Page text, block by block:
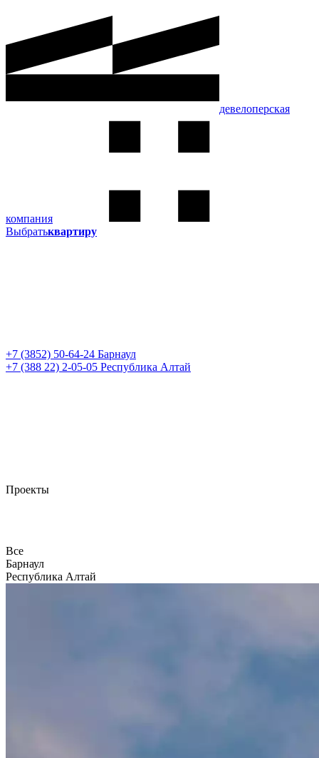
девелоперская
компания
Выбратьквартиру
+7 (3852) 50-64-24 Барнаул
+7 (388 22) 2-05-05 Республика Алтай
Проекты
Все
Барнаул
Республика Алтай